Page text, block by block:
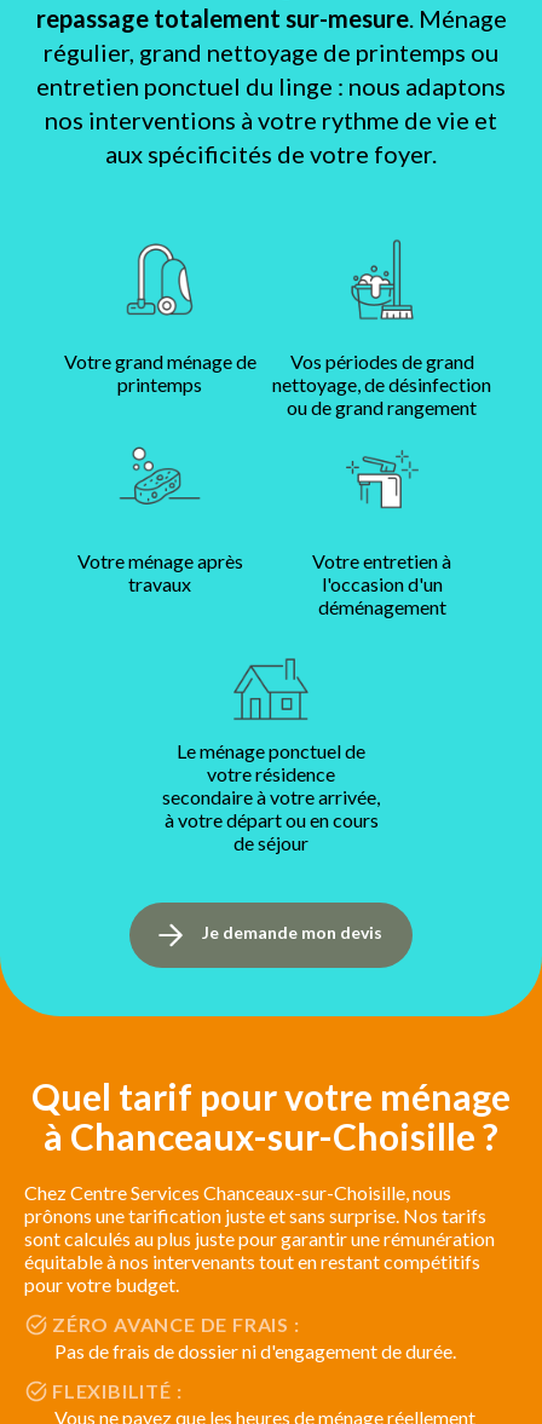
repassage totalement sur-mesure. Ménage
régulier, grand nettoyage de printemps ou
entretien ponctuel du linge : nous adaptons
nos interventions à votre rythme de vie et
aux spécificités de votre foyer.
Votre grand ménage de
printemps
Vos périodes de grand
nettoyage, de désinfection
ou de grand rangement
Votre ménage après
travaux
Votre entretien à
l'occasion d'un
déménagement
Le ménage ponctuel de
votre résidence
secondaire à votre arrivée,
à votre départ ou en cours
de séjour
Je demande mon devis
Quel tarif pour votre ménage
à Chanceaux-sur-Choisille ?
Chez Centre Services Chanceaux-sur-Choisille, nous
prônons une tarification juste et sans surprise. Nos tarifs
sont calculés au plus juste pour garantir une rémunération
équitable à nos intervenants tout en restant compétitifs
pour votre budget.
ZÉRO AVANCE DE FRAIS :
Pas de frais de dossier ni d'engagement de durée.
FLEXIBILITÉ :
Vous ne payez que les heures de ménage réellement